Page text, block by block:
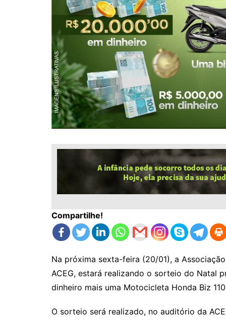
Compartilhe!
Na próxima sexta-feira (20/01), a
ACEG, estará realizando o sorteio do Natal
dinheiro mais uma Motocicleta Honda Biz
O sorteio será realizado, no auditório da